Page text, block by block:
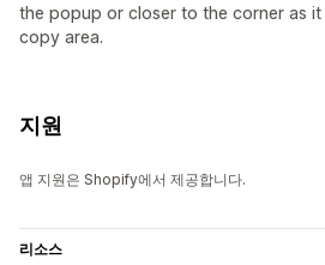
the popup or closer to the corner as
copy area.
지원
앱 지원은 Shopify에서 제공합니다.
리소스